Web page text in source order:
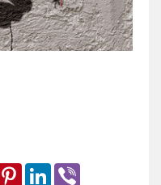
Pinterest
LinkedIn